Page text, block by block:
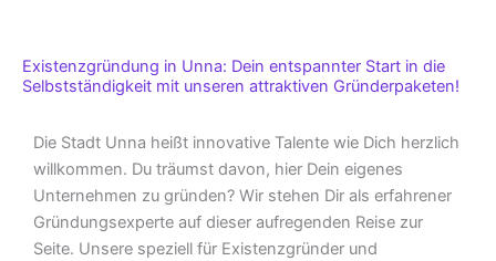
Existenzgründung in Unna: Dein entspannter Start in die
Selbstständigkeit mit unseren attraktiven Gründerpaketen!
Die Stadt Unna heißt innovative Talente wie Dich herzlich
willkommen. Du träumst davon, hier Dein eigenes
Unternehmen zu gründen? Wir stehen Dir als erfahrener
Gründungsexperte auf dieser aufregenden Reise zur
Seite. Unsere speziell für Existenzgründer und